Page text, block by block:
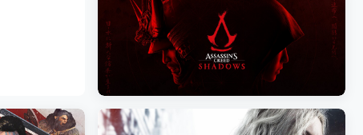
《乐高蝙蝠侠：黑暗骑士之遗/LEGO
Batman: Legacy of the Dark Knight》
免安装中文版